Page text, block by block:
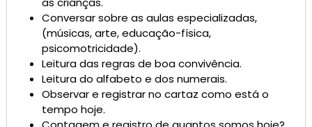
Conversar sobre as aulas especializadas,
(músicas, arte, educação-física,
psicomotricidade).
Leitura das regras de boa convivência.
Leitura do alfabeto e dos numerais.
Observar e registrar no cartaz como está o
tempo hoje.